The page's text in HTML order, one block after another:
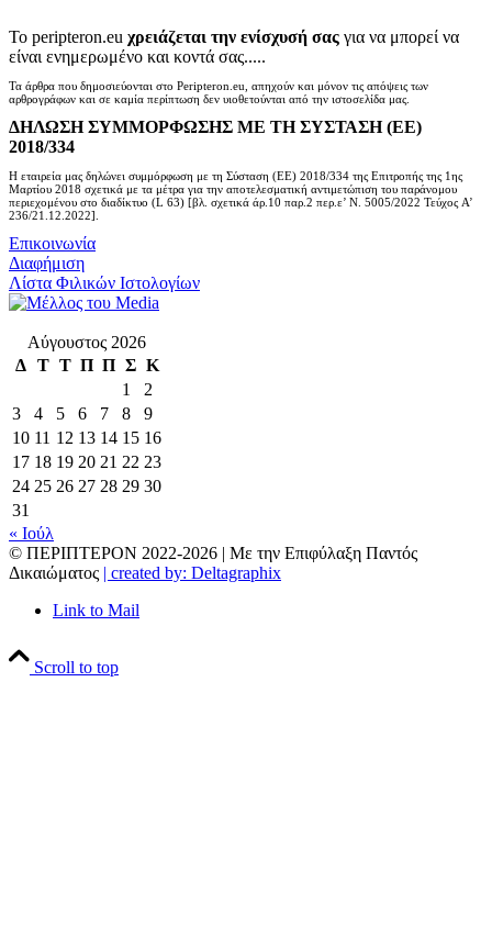
Το peripteron.eu χρειάζεται την ενίσχυσή σας για να μπορεί να
είναι ενημερωμένο και κοντά σας.....
Τα άρθρα που δημοσιεύονται στο Peripteron.eu, απηχούν και μόνον τις απόψεις των
αρθρογράφων και σε καμία περίπτωση δεν υιοθετούνται από την ιστοσελίδα μας.
ΔΗΛΩΣΗ ΣΥΜΜΟΡΦΩΣΗΣ ΜΕ ΤΗ ΣΥΣΤΑΣΗ (ΕΕ)
2018/334
Η εταιρεία μας δηλώνει συμμόρφωση με τη Σύσταση (ΕΕ) 2018/334 της Επιτροπής της 1ης
Μαρτίου 2018 σχετικά με τα μέτρα για την αποτελεσματική αντιμετώπιση του παράνομου
περιεχομένου στο διαδίκτυο (L 63) [βλ. σχετικά άρ.10 παρ.2 περ.ε’ Ν. 5005/2022 Τεύχος A’
236/21.12.2022].
Επικοινωνία
Διαφήμιση
Λίστα Φιλικών Ιστολογίων
Αύγουστος 2026
Δ Τ Τ Π Π Σ Κ
1
2
3
4 5 6 7 8
9
10 11 12 13 14 15 16
17 18 19 20 21 22 23
24 25 26 27 28 29 30
31
« Ιούλ
© ΠΕΡΙΠΤΕΡΟΝ 2022-2026 | Με την Επιφύλαξη Παντός
Δικαιώματος | created by: Deltagraphix
Link to Mail
Scroll to top